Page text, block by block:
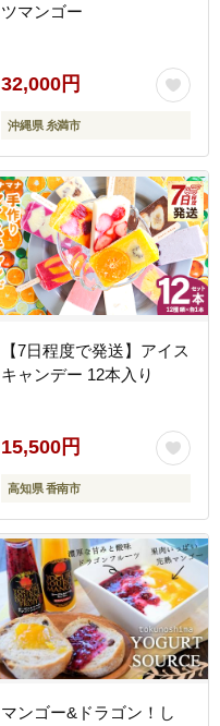
ツマンゴー
32,000円
沖縄県 糸満市
【7日程度で発送】アイス
キャンデー 12本入り
15,500円
高知県 香南市
マンゴー&ドラゴン！し